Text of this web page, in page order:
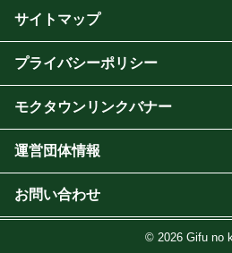
サイトマップ
プライバシーポリシー
モクタウンリンクバナー
運営団体情報
お問い合わせ
© 2026 Gifu no